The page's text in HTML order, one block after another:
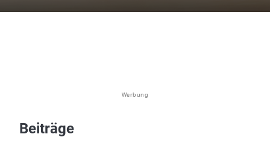
Werbung
Beiträge